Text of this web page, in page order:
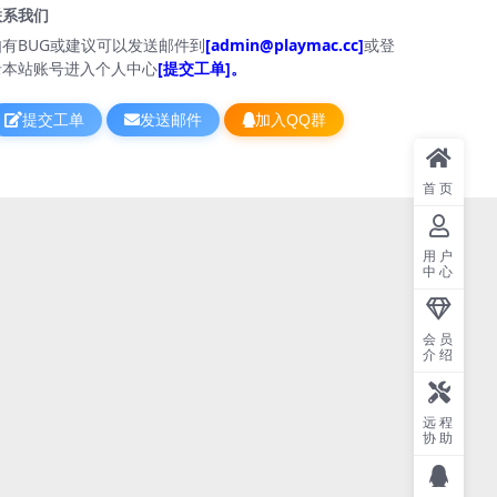
我们
BUG或建议可以发送邮件到[admin@playmac.cc]或登
站账号进入个人中心[提交工单]。
提交工单 发送邮件 加入QQ群
首页
用户
中心
会员
介绍
远程
协助